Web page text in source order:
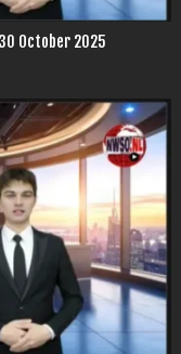
October 2025